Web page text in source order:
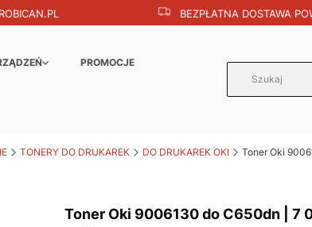
BEZPŁATNA DOSTAWA
PROMOCJE
TONERY DO DRUKAREK DO DRUKAREK OKI Toner Oki
Toner Oki 9006130 do C650dn | 7